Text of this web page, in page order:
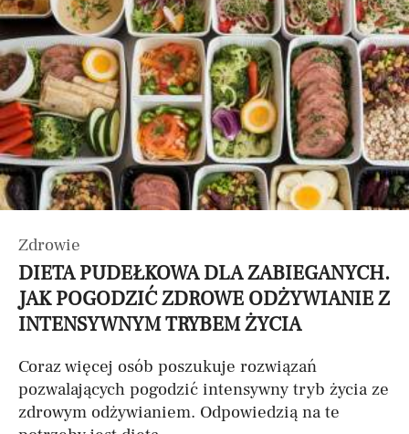
Zdrowie
DIETA PUDEŁKOWA DLA ZABIEGANYCH.
JAK POGODZIĆ ZDROWE ODŻYWIANIE Z
INTENSYWNYM TRYBEM ŻYCIA
Coraz więcej osób poszukuje rozwiązań
pozwalających pogodzić intensywny tryb życia ze
zdrowym odżywianiem. Odpowiedzią na te